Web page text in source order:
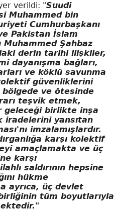
verildi: "Suudi
Muhammed bin
Cumhurbaşkanı
Pakistan İslam
Muhammed Şahbaz
derin tarihi ilişkiler,
dayanışma bağları,
ve köklü savunma
güvenliklerini
ve ötesinde
teşvik etmek,
geleceği birlikte inşa
yansıtan
imzalamışlardır.
karşı kolektif
amaçlamakta ve üç
karşı
saldırının hepsine
hükme
ayrıca, üç devlet
tüm boyutlarıyla